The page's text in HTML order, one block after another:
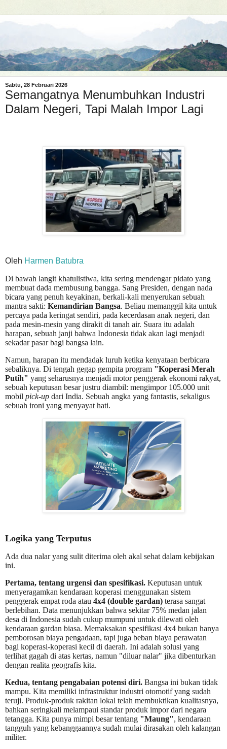
Sabtu, 28 Februari 2026
Semangatnya Menumbuhkan Industri
Dalam Negeri, Tapi Malah Impor Lagi
Oleh Harmen Batubra
Di bawah langit khatulistiwa, kita sering mendengar pidato yang
membuat dada membusung bangga. Sang Presiden, dengan nada
bicara yang penuh keyakinan, berkali-kali menyerukan sebuah
mantra sakti: Kemandirian Bangsa. Beliau memanggil kita untuk
percaya pada keringat sendiri, pada kecerdasan anak negeri, dan
pada mesin-mesin yang dirakit di tanah air. Suara itu adalah
harapan, sebuah janji bahwa Indonesia tidak akan lagi menjadi
sekadar pasar bagi bangsa lain.
Namun, harapan itu mendadak luruh ketika kenyataan berbicara
sebaliknya. Di tengah gegap gempita program "Koperasi Merah
Putih" yang seharusnya menjadi motor penggerak ekonomi rakyat,
sebuah keputusan besar justru diambil: mengimpor 105.000 unit
mobil pick-up dari India. Sebuah angka yang fantastis, sekaligus
sebuah ironi yang menyayat hati.
Logika yang Terputus
Ada dua nalar yang sulit diterima oleh akal sehat dalam kebijakan
ini.
Pertama, tentang urgensi dan spesifikasi. Keputusan untuk
menyeragamkan kendaraan koperasi menggunakan sistem
penggerak empat roda atau 4x4 (double gardan) terasa sangat
berlebihan. Data menunjukkan bahwa sekitar 75% medan jalan
desa di Indonesia sudah cukup mumpuni untuk dilewati oleh
kendaraan gardan biasa. Memaksakan spesifikasi 4x4 bukan hanya
pemborosan biaya pengadaan, tapi juga beban biaya perawatan
bagi koperasi-koperasi kecil di daerah. Ini adalah solusi yang
terlihat gagah di atas kertas, namun "diluar nalar" jika dibenturkan
dengan realita geografis kita.
Kedua, tentang pengabaian potensi diri. Bangsa ini bukan tidak
mampu. Kita memiliki infrastruktur industri otomotif yang sudah
teruji. Produk-produk rakitan lokal telah membuktikan kualitasnya,
bahkan seringkali melampaui standar produk impor dari negara
tetangga. Kita punya mimpi besar tentang "Maung", kendaraan
tangguh yang kebanggaannya sudah mulai dirasakan oleh kalangan
militer.